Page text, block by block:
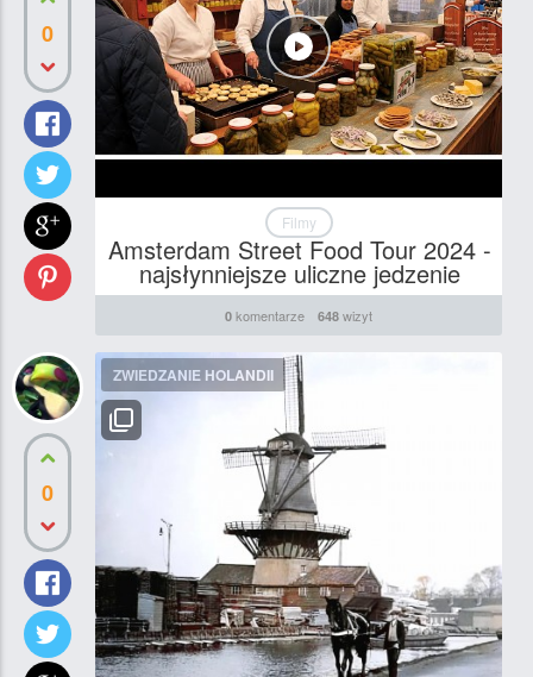
0
Filmy
Amsterdam Street Food Tour 2024 -
najsłynniejsze uliczne jedzenie
0 komentarze 648 wizyt
0
ZWIEDZANIE HOLANDII